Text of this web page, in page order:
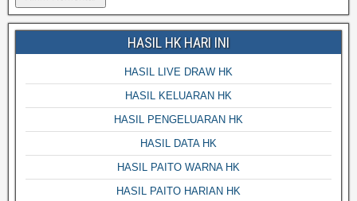
HASIL HK HARI INI
HASIL LIVE DRAW HK
HASIL KELUARAN HK
HASIL PENGELUARAN HK
HASIL DATA HK
HASIL PAITO WARNA HK
HASIL PAITO HARIAN HK